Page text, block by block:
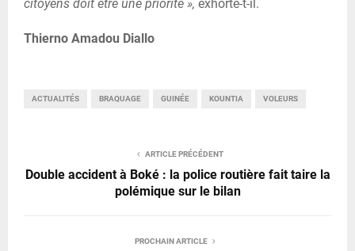
citoyens doit être une priorité », exhorte-t-il.
Thierno Amadou Diallo
ACTUALITÉS BRAQUAGE GUINÉE KOUNTIA VOLEURS
ARTICLE PRÉCÉDENT
Double accident à Boké : la police routière fait taire la
polémique sur le bilan
PROCHAIN ARTICLE